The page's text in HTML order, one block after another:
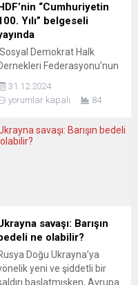
“Cumhuriyetin
Yılı” belgeseli
Sosyal Demokrat Halk
Federasyonu’nun
100. kuruluş
dolayısıyla hazırladığı bir
kapsamda
gezi düzenlemişti.
ve Eskişehir’de
birçok kurum ve
31.12.2024
yorumlar kapalı
84
savaşı: Barışın
ne olabilir?
Doğu Ukrayna’ya
yeni ve şiddetli bir
başlatmışken, Avrupa